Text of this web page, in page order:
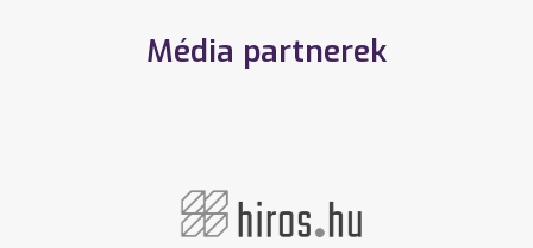
Média partnerek